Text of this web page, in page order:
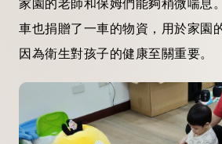
家園的老師和保姆們能夠稍微喘息
車也捐贈了一車的物資，用於家園
因為衛生對孩子的健康至關重要。